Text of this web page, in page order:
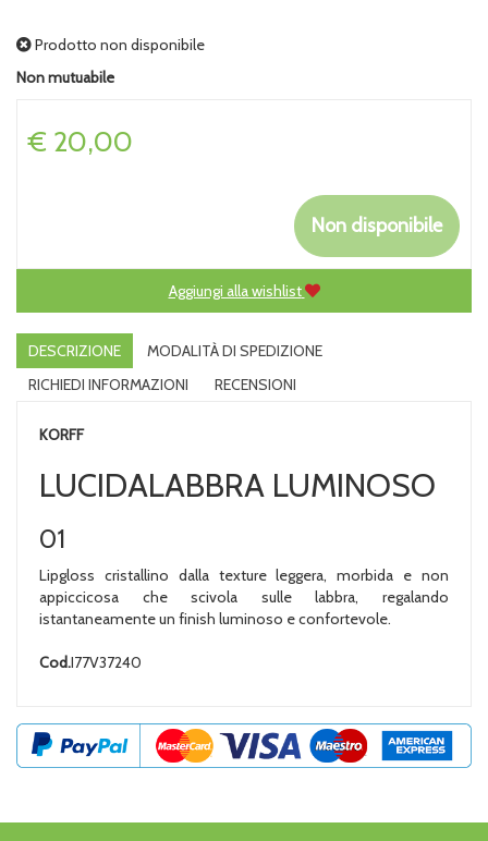
Prodotto non disponibile
Non mutuabile
Prezzo
€ 20,00
Non disponibile
Aggiungi alla wishlist
DESCRIZIONE
MODALITÀ DI SPEDIZIONE
RICHIEDI INFORMAZIONI
RECENSIONI
KORFF
LUCIDALABBRA LUMINOSO
01
Lipgloss cristallino dalla texture leggera, morbida e non
appiccicosa che scivola sulle labbra, regalando
istantaneamente un finish luminoso e confortevole.
Cod.I77V37240